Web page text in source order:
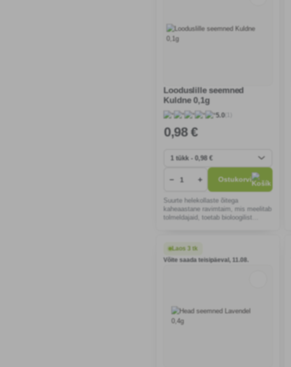
Looduslille seemned
Kuldne 0,1g
5.0(1)
0,98 €
− + Ostukorvi
Suurte helekollaste õitega
kaheaastane ravimtaim, mis meelitab
tolmeldajaid, toetab bioloogilist
Laos 3 tk
Võite saada teisipäeval, 11.08.